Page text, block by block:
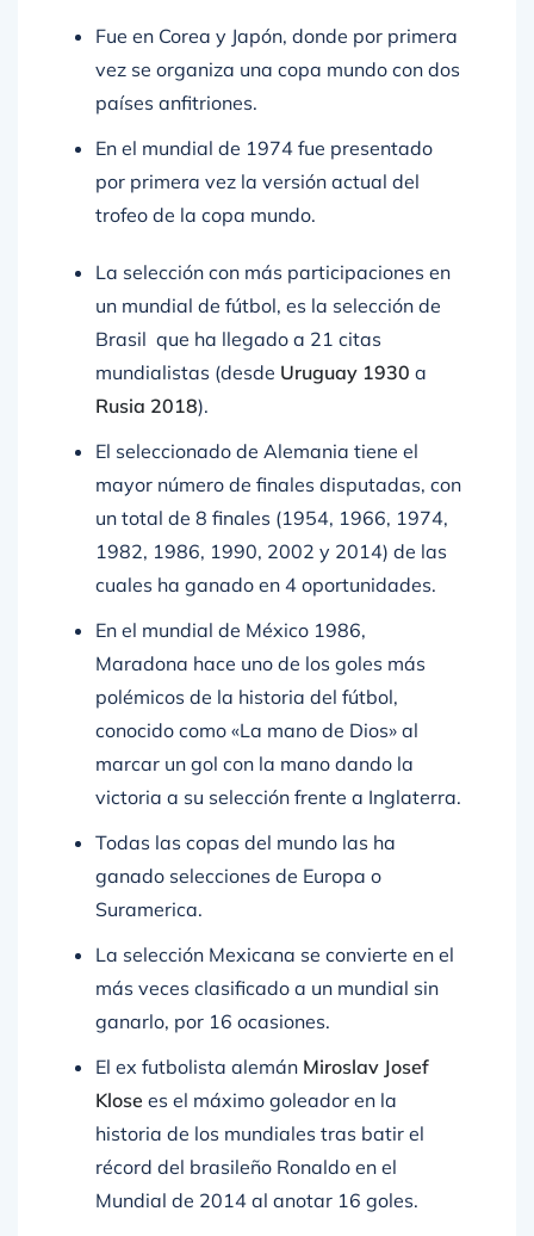
vez se organiza una copa mundo con dos
países anfitriones.
por primera vez la versión actual del
trofeo de la copa mundo.
un mundial de fútbol, es la selección de
Brasil que ha llegado a 21 citas
mundialistas (desdeUruguay 1930
Rusia 2018).
mayor número de finales disputadas, con
un total de 8 finales (1954, 1966, 1974,
1982, 1986, 1990, 2002 y 2014) de las
cuales ha ganado en 4 oportunidades.
Maradona hace uno de los goles más
polémicos de la historia del fútbol,
conocido como «La mano de Dios» al
marcar un gol con la mano dando la
victoria a su selección frente a Inglaterra.
ganado selecciones de Europa o
Suramerica.
más veces clasificado a un mundial sin
ganarlo, por 16 ocasiones.
Klose es el máximo goleador en la
historia de los mundiales tras batir el
récord del brasileño Ronaldo en el
Mundial de 2014 al anotar 16 goles.